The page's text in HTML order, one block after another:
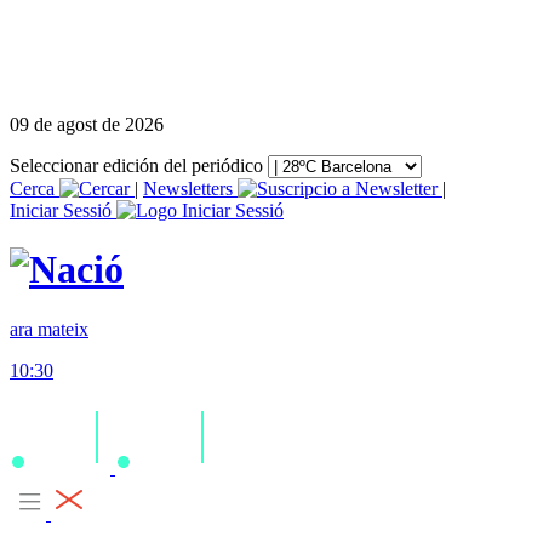
09 de agost de 2026
Seleccionar edición del periódico
Cerca
| Newsletters
|
Iniciar Sessió
ara mateix
10:30